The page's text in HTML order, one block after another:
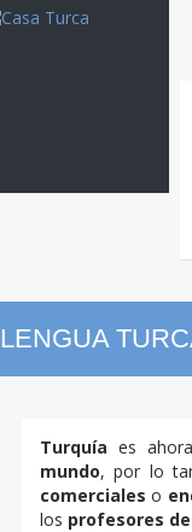
LENGUA
Turquía es
mundo, por lo
comerciales o
los profesores